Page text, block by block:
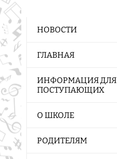
НОВОСТИ
ГЛАВНАЯ
ИНФОРМАЦИЯ ДЛЯ
ПОСТУПАЮЩИХ
О ШКОЛЕ
РОДИТЕЛЯМ